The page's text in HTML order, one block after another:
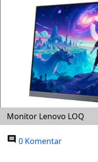
Monitor Lenovo LOQ
0 Komentar